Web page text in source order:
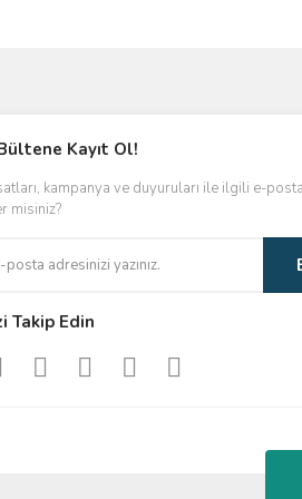
Kayıt Ol!
kampanya ve duyuruları ile ilgili e-
misiniz?
Takip Edin